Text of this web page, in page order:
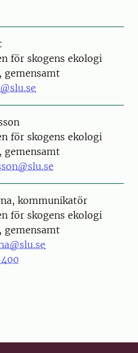
för skogens ekologi
gemensamt
för skogens ekologi
gemensamt
kommunikatör
för skogens ekologi
gemensamt